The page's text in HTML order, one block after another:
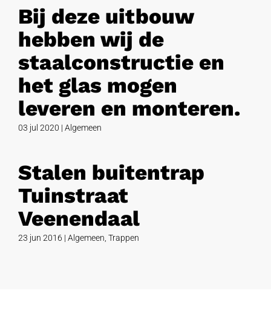
Bij deze uitbouw
hebben wij de
staalconstructie en
het glas mogen
leveren en monteren.
03 jul 2020 | Algemeen
Stalen buitentrap
Tuinstraat
Veenendaal
23 jun 2016 | Algemeen Trappen